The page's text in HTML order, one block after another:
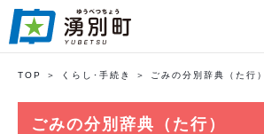
TOP くらし･手続き ごみの分別辞典（た行）
ごみの分別辞典（た行）